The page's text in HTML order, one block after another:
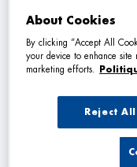
16.49
32 RUE
60190
About Cookies
By clicking “Accept All
your device to enhance site
marketing efforts.
Reject All